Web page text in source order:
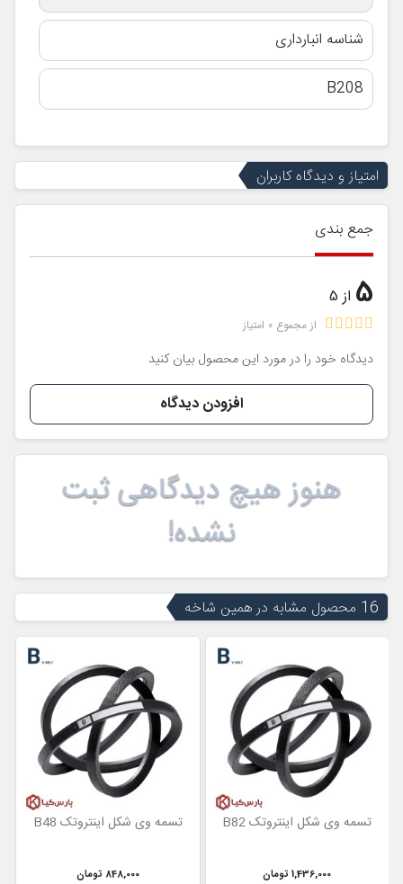
شناسه انبارداری
B208
امتیاز و دیدگاه کاربران
جمع بندی
5 از 5
از مجموع 0 امتیاز
دیدگاه خود را در مورد این محصول بیان کنید
افزودن دیدگاه
هنوز هیچ دیدگاهی ثبت
نشده!
16 محصول مشابه در همین شاخه
تسمه وی شکل اینتروتک B82
1,436,000 تومان
تسمه وی شکل اینتروتک B48
848,000 تومان